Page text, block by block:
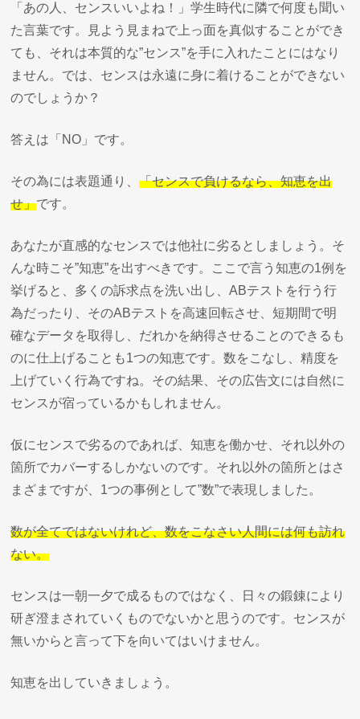
「あの人、センスいいよね！」学生時代に隣で何度も聞い
た言葉です。見よう見まねで上っ面を真似することができ
ても、それは本質的な”センス”を手に入れたことにはなり
ません。では、センスは永遠に身に着けることができない
のでしょうか？
答えは「NO」です。
その為には表題通り、「センスで負けるなら、知恵を出
せ」です。
あなたが直感的なセンスでは他社に劣るとしましょう。そ
んな時こそ”知恵”を出すべきです。ここで言う知恵の1例を
挙げると、多くの訴求点を洗い出し、ABテストを行う行
為だったり、そのABテストを高速回転させ、短期間で明
確なデータを取得し、だれかを納得させることのできるも
のに仕上げることも1つの知恵です。数をこなし、精度を
上げていく行為ですね。その結果、その広告文には自然に
センスが宿っているかもしれません。
仮にセンスで劣るのであれば、知恵を働かせ、それ以外の
箇所でカバーするしかないのです。それ以外の箇所とはさ
まざまですが、1つの事例として”数”で表現しました。
数が全てではないけれど、数をこなさい人間には何も訪れ
ない。
センスは一朝一夕で成るものではなく、日々の鍛錬により
研ぎ澄まされていくものでないかと思うのです。センスが
無いからと言って下を向いてはいけません。
知恵を出していきましょう。